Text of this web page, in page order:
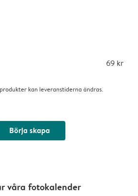
69 kr
kan leveranstiderna ändras.
Börja skapa
våra fotokalender